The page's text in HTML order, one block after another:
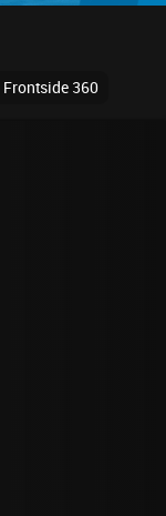
360